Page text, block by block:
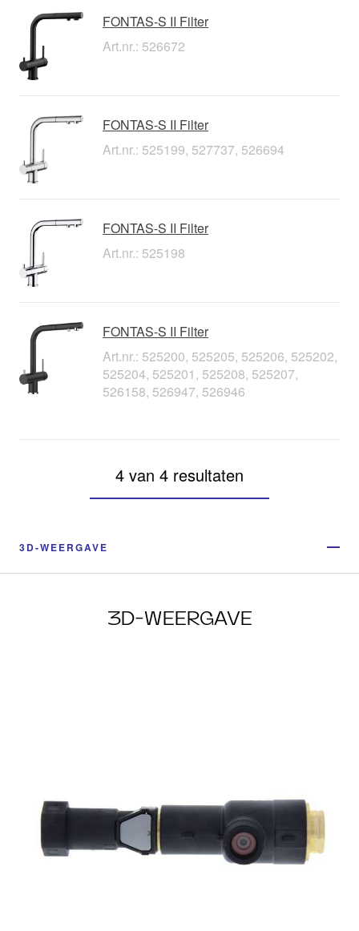
FONTAS-S II Filter
Art.nr.: 526672
FONTAS-S II Filter
Art.nr.: 525199, 527737, 526694
FONTAS-S II Filter
Art.nr.: 525198
FONTAS-S II Filter
Art.nr.: 525200, 525205, 525206, 525202,
525204, 525201, 525208, 525207,
526158, 526947, 526946
4 van 4 resultaten
3D-WEERGAVE
3D-WEERGAVE